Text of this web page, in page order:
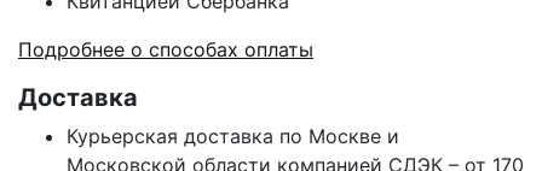
Подробнее о способах оплаты
Доставка
Курьерская доставка по Москве и
Московской области компанией СДЭК – от 170